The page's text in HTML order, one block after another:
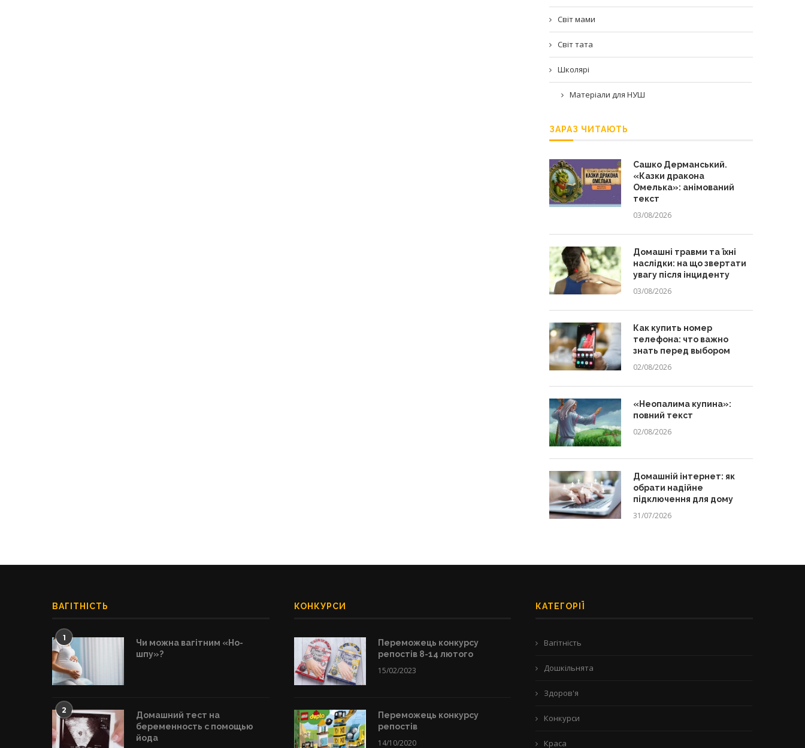
Світ мами
Світ тата
Школярі
Матеріали для НУШ
ЗАРАЗ ЧИТАЮТЬ
Сашко Дерманський.
«Казки дракона
Омелька»: анімований
текст
03/08/2026
Домашні травми та їхні
наслідки: на що звертати
увагу після інциденту
03/08/2026
Как купить номер
телефона: что важно
знать перед выбором
02/08/2026
«Неопалима купина»:
повний текст
02/08/2026
Домашній інтернет: як
обрати надійне
підключення для дому
31/07/2026
ВАГІТНІСТЬ
1
Чи можна вагітним «Но-
шпу»?
2
Домашний тест на
беременность с помощью
йода
КОНКУРСИ
Переможець конкурсу
репостів 8-14 лютого
15/02/2023
Переможець конкурсу
репостів
14/10/2020
КАТЕГОРІЇ
Вагітність
Дошкільнята
Здоров'я
Конкурси
Краса